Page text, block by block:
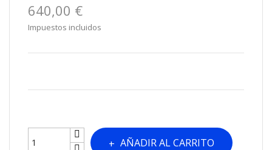
640,00 €
Impuestos incluidos
AÑADIR AL CARRITO